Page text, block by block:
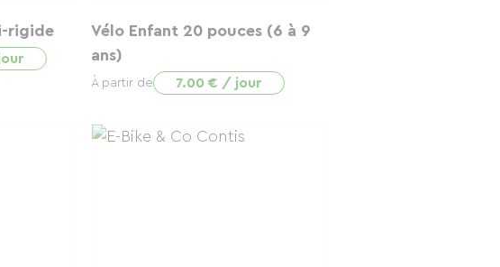
rigide
Vélo Enfant 20 pouces (6 à 9
ans)
À partir de 7.00 € / jour